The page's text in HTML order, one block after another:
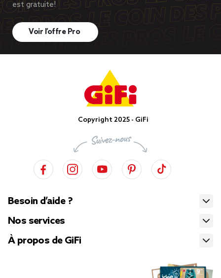
est gratuite!
Voir l’offre Pro
Copyright 2025 - GiFi
Besoin d’aide ?
Nos services
À propos de GiFi